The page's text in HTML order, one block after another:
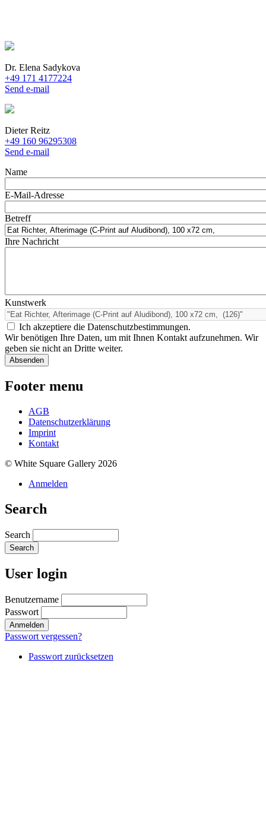
Dr. Elena Sadykova
+49 171 4177224
Send e-mail
Dieter Reitz
+49 160 96295308
Send e-mail
Name
E-Mail-Adresse
Betreff
Ihre Nachricht
Kunstwerk
Ich akzeptiere die Datenschutzbestimmungen.
Wir benötigen Ihre Daten, um mit Ihnen Kontakt aufzunehmen. Wir
geben sie nicht an Dritte weiter.
Footer menu
AGB
Datenschutzerklärung
Imprint
Kontakt
© White Square Gallery 2026
Anmelden
Search
Search
User login
Benutzername
Passwort
Passwort vergessen?
Passwort zurücksetzen